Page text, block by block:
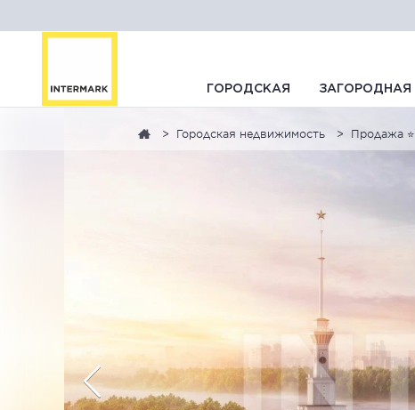
ГОРОДСКАЯ ЗАГОРОДНАЯ
Городская недвижимость Продажа ⭐